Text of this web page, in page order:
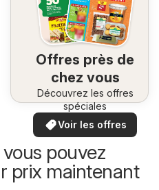
Offres près de
chez vous
Découvrez les offres
spéciales
Voir les offres
pouvez
prix maintenant